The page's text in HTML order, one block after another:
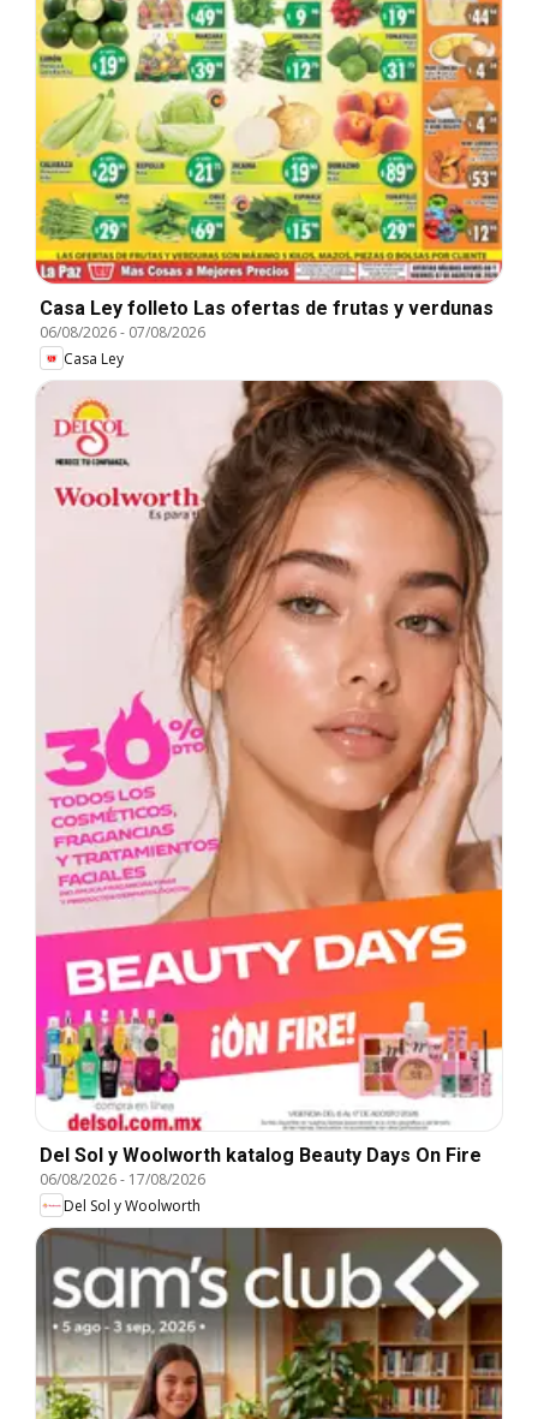
Casa Ley folleto Las ofertas de frutas y verdunas
06/08/2026- 07/08/2026
Casa Ley
Del Sol y Woolworth katalog Beauty Days On Fire
06/08/2026- 17/08/2026
Del Sol y Woolworth